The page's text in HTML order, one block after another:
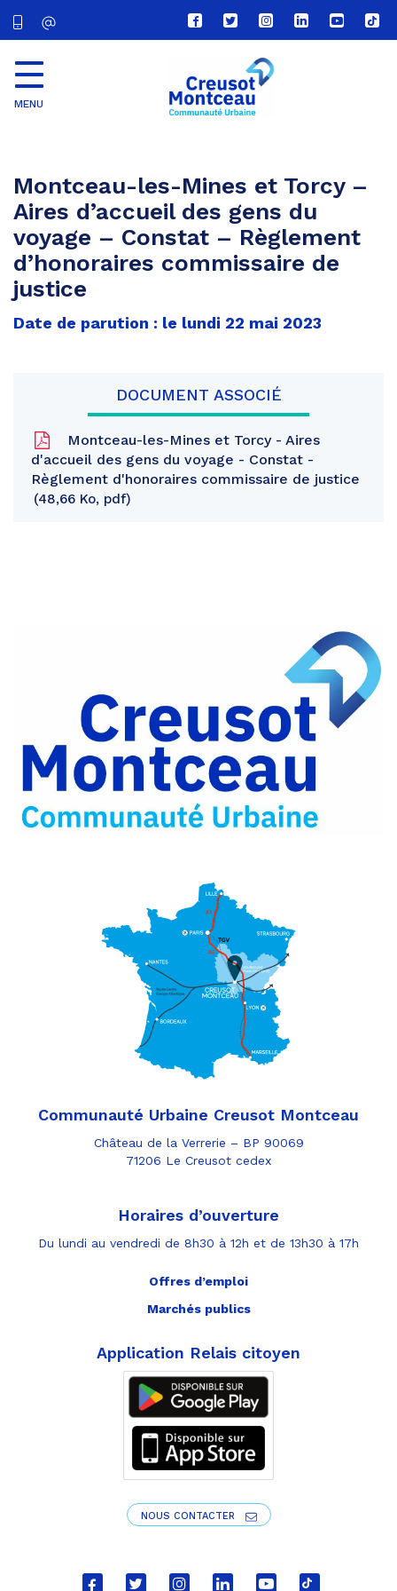
Lien
vers
compte
Facebook
Lien
vers
compte
Twitter
Lien
vers
le
compte
Lien
vers
Lien
vers
Lien
vers
MENU
Montceau-les-Mines et Torcy –
Aires d’accueil des gens du
voyage – Constat – Règlement
d’honoraires commissaire de
justice
Date de parution : le lundi 22 mai 2023
DOCUMENT ASSOCIÉ
Montceau-les-Mines et Torcy - Aires
d'accueil des gens du voyage - Constat -
Règlement d'honoraires commissaire de justice
48,66 Ko, pdf
Facebook
Partager
Twitter
Partager
par
e-
mail
Communauté Urbaine Creusot Montceau
Château de la Verrerie – BP 90069
71206 Le Creusot cedex
Horaires d’ouverture
Du lundi au vendredi de 8h30 à 12h et de 13h30 à 17h
Offres d’emploi
Marchés publics
Application Relais citoyen
NOUS CONTACTER